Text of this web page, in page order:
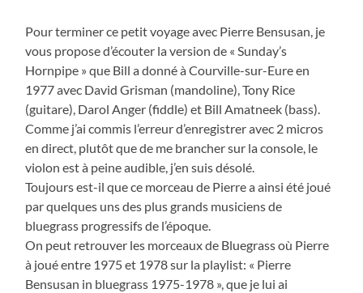
Pour terminer ce petit voyage avec Pierre Bensusan, je
vous propose d’écouter la version de « Sunday’s
Hornpipe » que Bill a donné à Courville-sur-Eure en
1977 avec David Grisman (mandoline), Tony Rice
(guitare), Darol Anger (fiddle) et Bill Amatneek (bass).
Comme j’ai commis l’erreur d’enregistrer avec 2 micros
en direct, plutôt que de me brancher sur la console, le
violon est à peine audible, j’en suis désolé.
Toujours est-il que ce morceau de Pierre a ainsi été joué
par quelques uns des plus grands musiciens de
bluegrass progressifs de l’époque.
On peut retrouver les morceaux de Bluegrass où Pierre
à joué entre 1975 et 1978 sur la playlist: « Pierre
Bensusan in bluegrass 1975-1978 », que je lui ai